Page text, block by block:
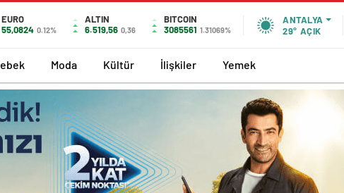
EURO
55,0824 0.12%
ALTIN
6.519,56 0,36
BITCOIN
3085561 1.31069%
ANTALYA
29° AÇIK
Moda Kültür İlişkiler Yemek